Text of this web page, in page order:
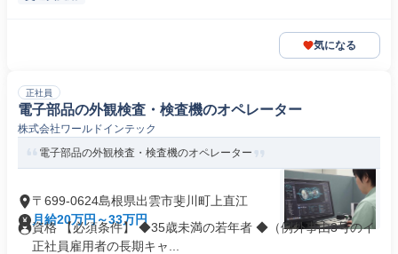
気になる
正社員
電子部品の外観検査・検査機のオペレーター
株式会社ワールドインテック
電子部品の外観検査・検査機のオペレーター
〒699-0624島根県出雲市斐川町上直江
月給20万円～33万円
資格 【必須条件】 ◆35歳未満の若年者 ◆（例外事由3号のイ
正社員雇用者の長期キャ...